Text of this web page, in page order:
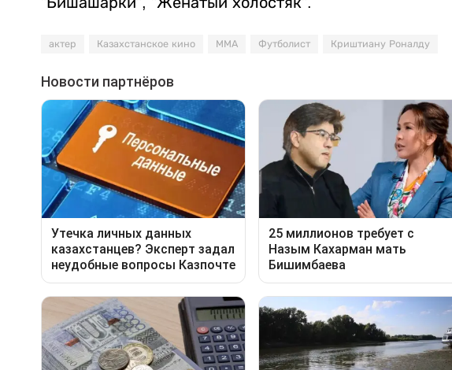
актер Казахстанское кино ММА Футболист Криштиану Роналду